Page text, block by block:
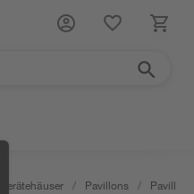
/ Pavillons /